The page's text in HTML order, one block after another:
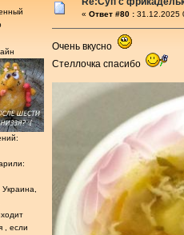
Украина,
, если
« Ответ #80 : 31.12.2025
Очень вкусно
Стеллочка спасибо